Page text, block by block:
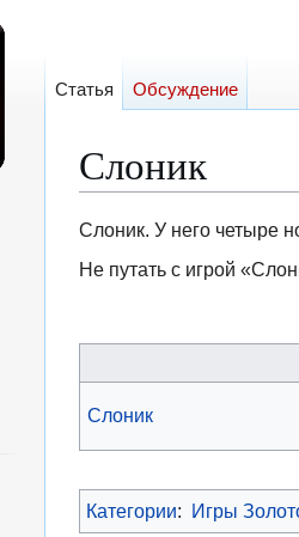
Слоник
Перейти
к
Перейти
к
Слоник. У него четыре
Не путать с игрой
Слоник
Категории: Игры
Статья Обсуждение